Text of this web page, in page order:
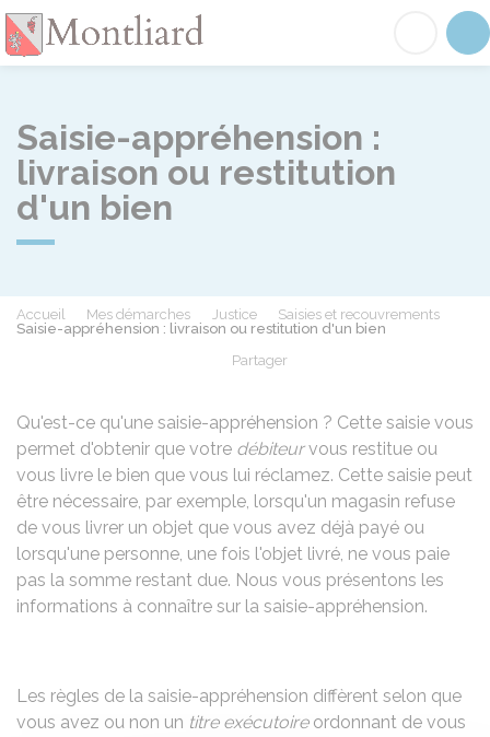
Saisie-appréhension :
livraison ou restitution
d'un bien
Accueil Mes démarches Justice
Saisies et recouvrements
Saisie-appréhension : livraison ou restitution d'un bien
Partager
Qu'est-ce qu'une saisie-appréhension ? Cette saisie vous
permet d'obtenir que votre débiteurvous restitue ou
vous livre le bien que vous lui réclamez. Cette saisie peut
être nécessaire, par exemple, lorsqu'un magasin refuse
de vous livrer un objet que vous avez déjà payé ou
lorsqu'une personne, une fois l'objet livré, ne vous paie
pas la somme restant due. Nous vous présentons les
informations à connaître sur la saisie-appréhension.
Les règles de la saisie-appréhension diffèrent selon que
vous avez ou non un titre exécutoireordonnant de vous